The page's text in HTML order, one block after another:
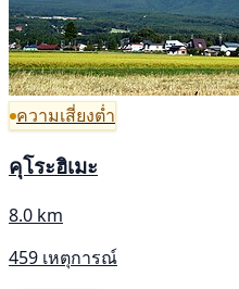
ความเสี่ยงต่ำ
คุโระฮิเมะ
8.0 km
459 เหตุการณ์